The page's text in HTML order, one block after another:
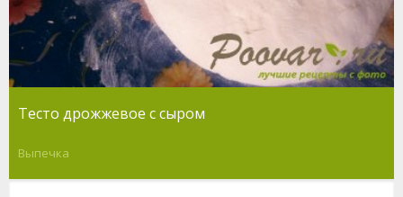
Тесто дрожжевое с сыром
Выпечка